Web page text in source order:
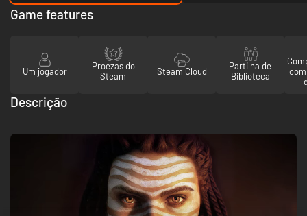
Game features
Um jogador
Proezas do
Steam
Steam Cloud
Partilha de
Biblioteca
Descrição